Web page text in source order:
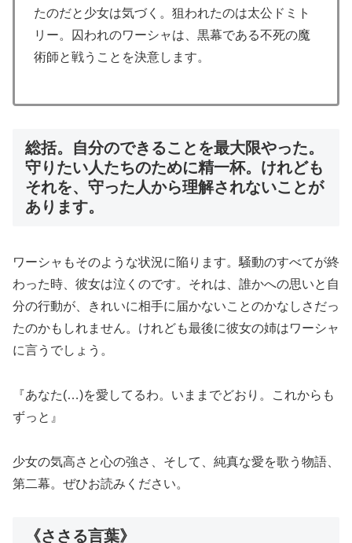
たのだと少女は気づく。狙われたのは太公ドミト
リー。囚われのワーシャは、黒幕である不死の魔
術師と戦うことを決意します。
総括。自分のできることを最大限やった。
守りたい人たちのために精一杯。けれども
それを、守った人から理解されないことが
あります。
ワーシャもそのような状況に陥ります。騒動のすべてが終
わった時、彼女は泣くのです。それは、誰かへの思いと自
分の行動が、きれいに相手に届かないことのかなしさだっ
たのかもしれません。けれども最後に彼女の姉はワーシャ
に言うでしょう。
『あなた(…)を愛してるわ。いままでどおり。これからも
ずっと』
少女の気高さと心の強さ、そして、純真な愛を歌う物語、
第二幕。ぜひお読みください。
《ささる言葉》